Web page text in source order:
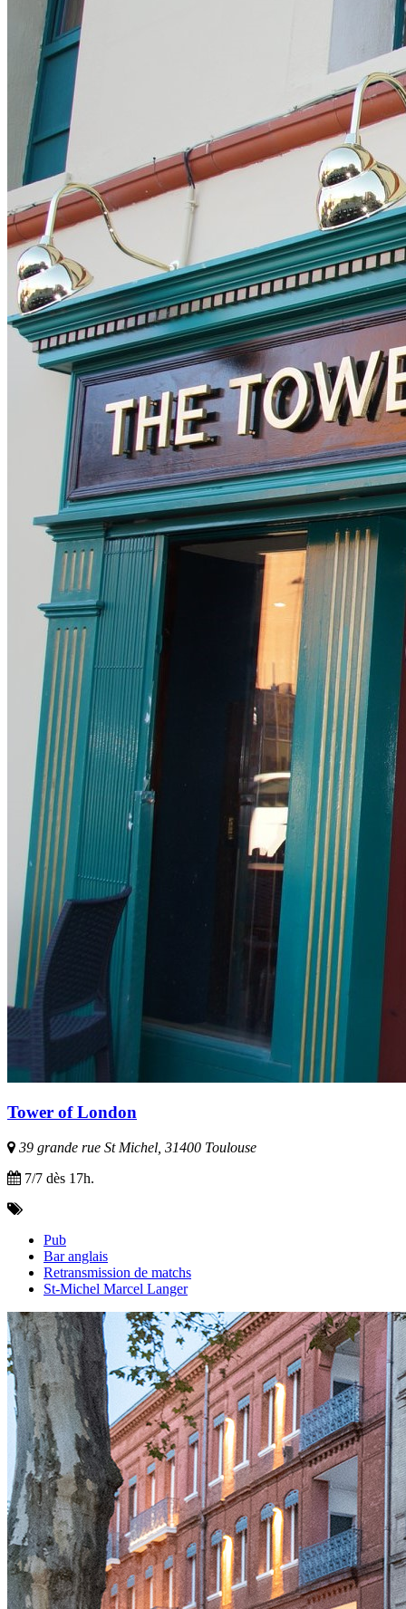
Tower of London
39 grande rue St Michel, 31400 Toulouse
7/7 dès 17h.
Pub
Bar anglais
Retransmission de matchs
St-Michel Marcel Langer